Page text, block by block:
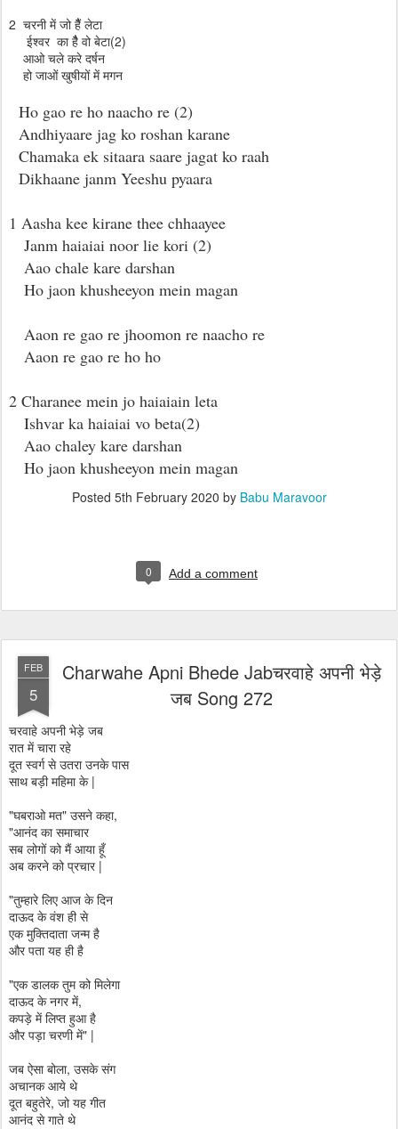
2 चरनी में जो हैैैं लेटा
ईश्वर का हैैै वो बेटा(2)
आओ चले करे दर्षन
हो जाओं खुषीयों में मगन
Ho gao re ho naacho re (2)
Andhiyaare jag ko roshan karane
Chamaka ek sitaara saare jagat ko raah
Dikhaane janm Yeeshu pyaara
1 Aasha kee kirane thee chhaayee
Janm haiaiai noor lie kori (2)
Aao chale kare darshan
Ho jaon khusheeyon mein magan
Aaon re gao re jhoomon re naacho re
Aaon re gao re ho ho
2 Charanee mein jo haiaiain leta
Ishvar ka haiaiai vo beta(2)
Aao chaley kare darshan
Ho jaon khusheeyon mein magan
Posted 5th February 2020 by Babu Maravoor
0 Add a comment
FEB
5
Charwahe Apni Bhede Jabचरवाहे अपनी भेड़े
जब Song 272
चरवाहे अपनी भेड़े जब
रात में चारा रहे
दूत स्वर्ग से उतरा उनके पास
साथ बड़ी महिमा के |
"घबराओ मत" उसने कहा,
"आनंद का समाचार
सब लोगों को मैं आया हूँ
अब करने को प्रचार |
"तुम्हारे लिए आज के दिन
दाऊद के वंश ही से
एक मुक्तिदाता जन्म है
और पता यह ही है
"एक डालक तुम को मिलेगा
दाऊद के नगर में,
कपड़े में लिप्त हुआ है
और पड़ा चरणी में" |
जब ऐसा बोला, उसके संग
अचानक आये थे
दूत बहुतेरे, जो यह गीत
आनंद से गाते थे